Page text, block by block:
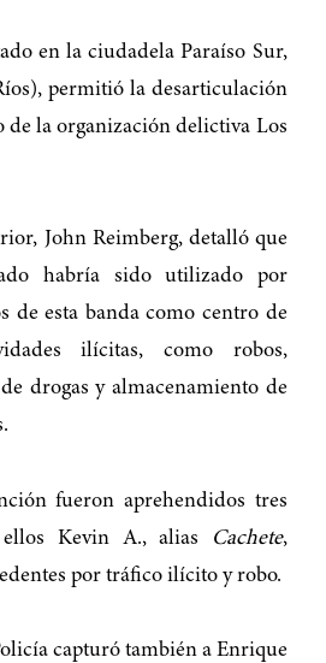
en la ciudadela Paraíso Sur,
permitió la desarticulación
de la organización delictiva Los
John Reimberg, detalló que
habría sido utilizado por
de esta banda como centro de
ilícitas, como robos,
drogas y almacenamiento de
fueron aprehendidos tres
ellos Kevin A., alias
Cachete,
por tráfico ilícito y robo.
capturó también a Enrique